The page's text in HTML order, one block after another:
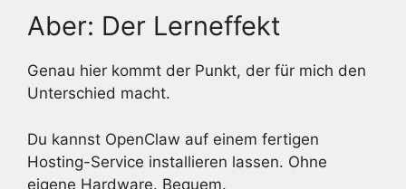
Aber: Der Lerneffekt
Genau hier kommt der Punkt, der für mich den
Unterschied macht.
Du kannst OpenClaw auf einem fertigen
Hosting-Service installieren lassen. Ohne
eigene Hardware. Bequem.